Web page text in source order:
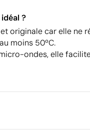
?
originale car elle ne
moins 50ºC.
ondes, elle